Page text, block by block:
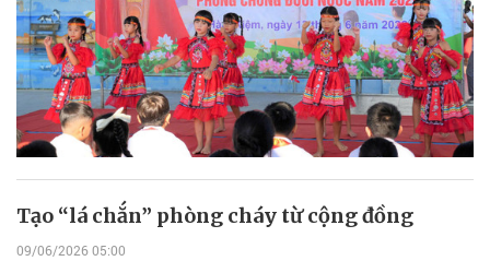
Tạo “lá chắn” phòng cháy từ cộng đồng
09/06/2026 05:00